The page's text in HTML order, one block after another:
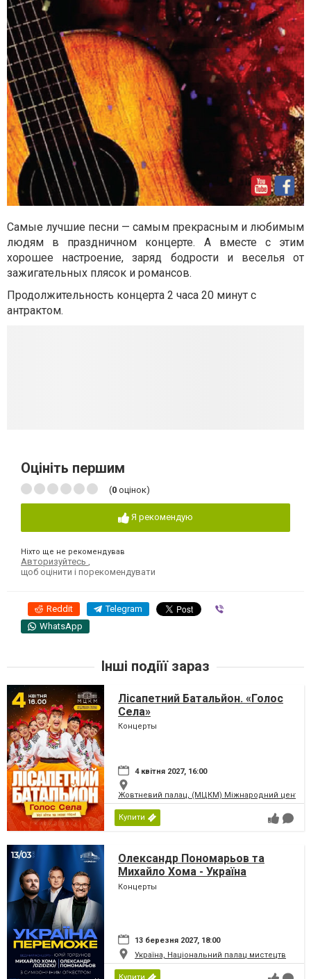
Самые лучшие песни — самым прекрасным и любимым
людям в праздничном концерте. А вместе с этим
хорошее настроение, заряд бодрости и веселья от
зажигательных плясок и романсов.
Продолжительность концерта 2 часа 20 минут с
антрактом.
Оцініть першим
(0 оцінок)
Я рекомендую
Ніхто ще не рекомендував
Авторизуйтесь
щоб оцінити і порекомендувати
Reddit Telegram
WhatsApp
Інші подіїї зараз
Лісапетний Батальйон. «Голос
Села»
Концерты
4 квітня 2027, 16:00
Жовтневий палац, (МЦКМ) Міжнародний центр
Купити
Олександр Пономарьов та
Михайло Хома - Україна
Переможе!
Концерты
13 березня 2027, 18:00
Україна, Національний палац мистецтв
Купити